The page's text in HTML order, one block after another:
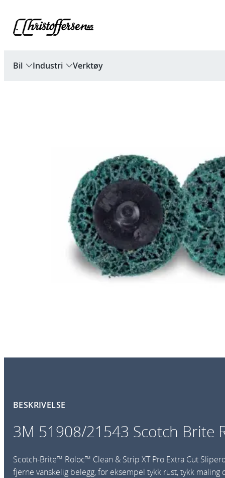
innhold
Bil Industri Verktøy
BESKRIVELSE
3M 51908/21543 Scotch Brite
Scotch-Brite™ Roloc™ Clean & Strip XT Pro Extra Cut
fjerne vanskelig belegg, for eksempel tykk rust, tykk